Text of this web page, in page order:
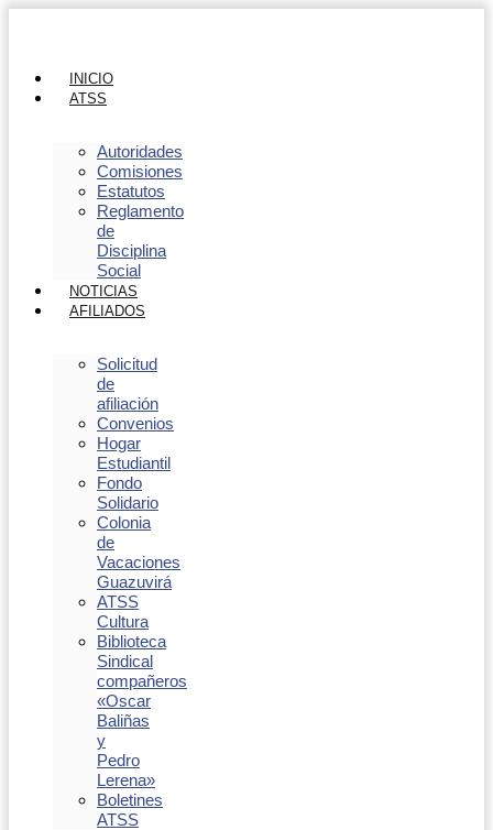
INICIO
ATSS
Autoridades
Comisiones
Estatutos
Reglamento
de
Disciplina
Social
NOTICIAS
AFILIADOS
Solicitud
de
afiliación
Convenios
Hogar
Estudiantil
Fondo
Solidario
Colonia
de
Vacaciones
Guazuvirá
ATSS
Cultura
Biblioteca
Sindical
compañeros
«Oscar
Baliñas
y
Pedro
Lerena»
Boletines
ATSS